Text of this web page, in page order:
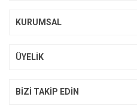
KURUMSAL
ÜYELİK
BİZİ TAKİP EDİN